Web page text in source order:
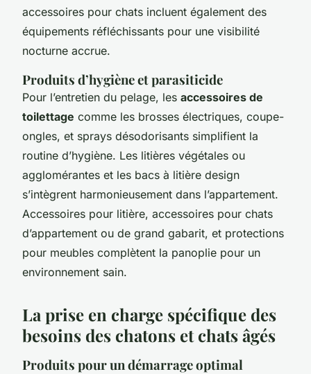
accessoires pour chats incluent également des
équipements réfléchissants pour une visibilité
nocturne accrue.
Produits d’hygiène et parasiticide
Pour l’entretien du pelage, les accessoires de
toilettage comme les brosses électriques, coupe-
ongles, et sprays désodorisants simplifient la
routine d’hygiène. Les litières végétales ou
agglomérantes et les bacs à litière design
s’intègrent harmonieusement dans l’appartement.
Accessoires pour litière, accessoires pour chats
d’appartement ou de grand gabarit, et protections
pour meubles complètent la panoplie pour un
environnement sain.
La prise en charge spécifique des
besoins des chatons et chats âgés
Produits pour un démarrage optimal